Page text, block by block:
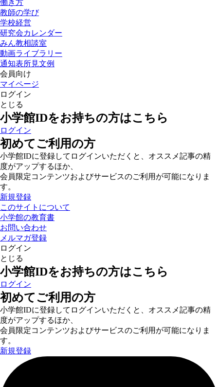
働き方
教師の学び
学校経営
研究会カレンダー
みん教相談室
動画ライブラリー
通知表所見文例
会員向け
マイページ
ログイン
とじる
小学館IDをお持ちの方はこちら
ログイン
初めてご利用の方
小学館IDに登録してログインいただくと、オススメ記事の精
度がアップするほか、
会員限定コンテンツおよびサービスのご利用が可能になりま
す。
新規登録
このサイトについて
小学館の教育書
お問い合わせ
メルマガ登録
ログイン
とじる
小学館IDをお持ちの方はこちら
ログイン
初めてご利用の方
小学館IDに登録してログインいただくと、オススメ記事の精
度がアップするほか、
会員限定コンテンツおよびサービスのご利用が可能になりま
す。
新規登録